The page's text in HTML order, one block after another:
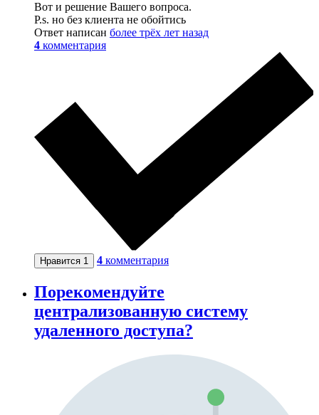
Вот и решение Вашего вопроса.
P.s. но без клиента не обойтись
Ответ написан более трёх лет назад
4 комментария
Нравится 1 4 комментария
Порекомендуйте
централизованную систему
удаленного доступа?